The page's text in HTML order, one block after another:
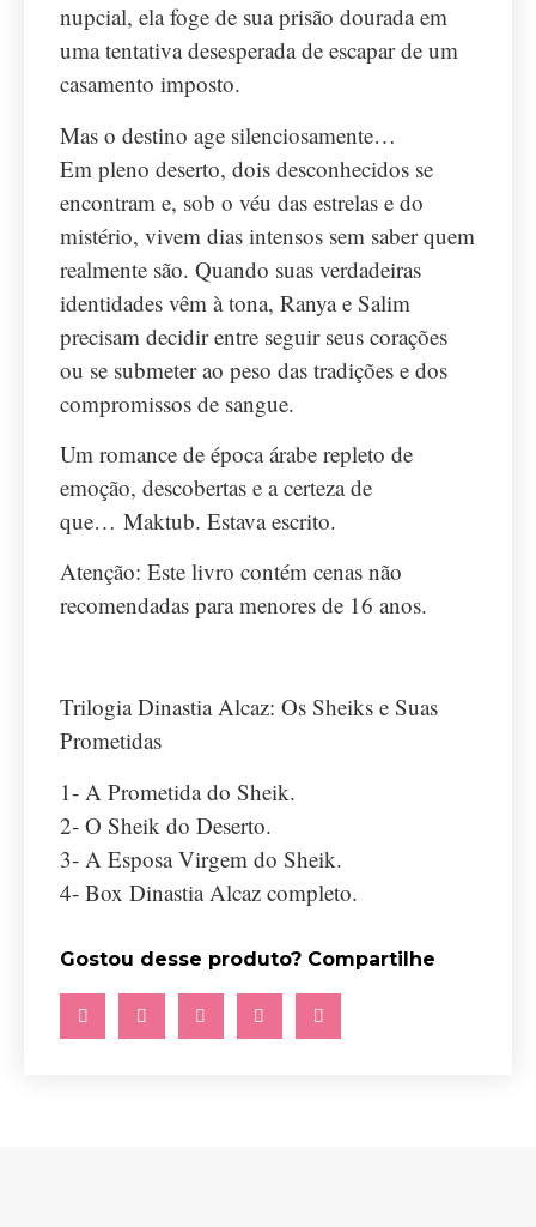
nupcial, ela foge de sua prisão dourada em
uma tentativa desesperada de escapar de um
casamento imposto.
Mas o destino age silenciosamente…
Em pleno deserto, dois desconhecidos se
encontram e, sob o véu das estrelas e do
mistério, vivem dias intensos sem saber quem
realmente são. Quando suas verdadeiras
identidades vêm à tona, Ranya e Salim
precisam decidir entre seguir seus corações
ou se submeter ao peso das tradições e dos
compromissos de sangue.
Um romance de época árabe repleto de
emoção, descobertas e a certeza de
que… Maktub. Estava escrito.
Atenção: Este livro contém cenas não
recomendadas para menores de 16 anos.
Trilogia Dinastia Alcaz: Os Sheiks e Suas
Prometidas
1- A Prometida do Sheik.
2- O Sheik do Deserto.
3- A Esposa Virgem do Sheik.
4- Box Dinastia Alcaz completo.
Gostou desse produto? Compartilhe